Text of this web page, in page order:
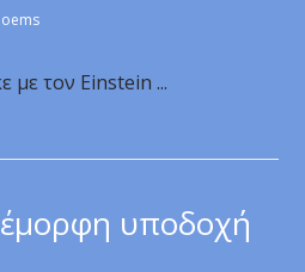
με τον Einstein ...
υποδοχή